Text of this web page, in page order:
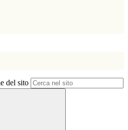
del sito